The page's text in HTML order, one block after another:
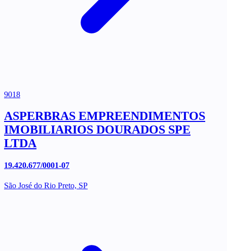
9018
ASPERBRAS EMPREENDIMENTOS
IMOBILIARIOS DOURADOS SPE
LTDA
19.420.677/0001-07
São José do Rio Preto, SP